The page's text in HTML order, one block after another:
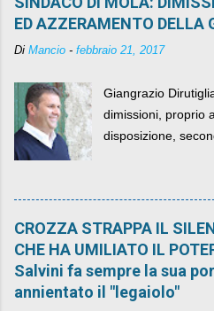
ED AZZERAMENTO DELLA
Di Mancio - febbraio 21, 2017
Giangrazio
dimissioni, proprio
disposizione,
quelli che si
CROZZA STRAPPA IL
CHE HA UMILIATO IL
Salvini fa sempre la sua
annientato il "legaiolo"